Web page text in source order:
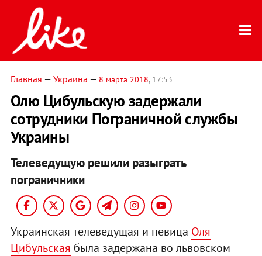
Главная — Украина — 8 марта 2018, 17:53
Олю Цибульскую задержали
сотрудники Пограничной службы
Украины
Телеведущую решили разыграть
пограничники
Украинская телеведущая и певица Оля
Цибульская была задержана во львовском